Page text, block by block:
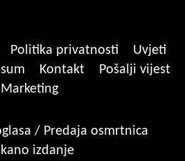
Politika privatnosti
Uvjeti
Kontakt
Pošalji vijest
Marketing
/ Predaja osmrtnica
izdanje